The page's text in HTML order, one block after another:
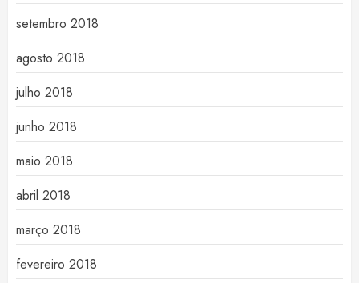
setembro 2018
agosto 2018
julho 2018
junho 2018
maio 2018
abril 2018
março 2018
fevereiro 2018